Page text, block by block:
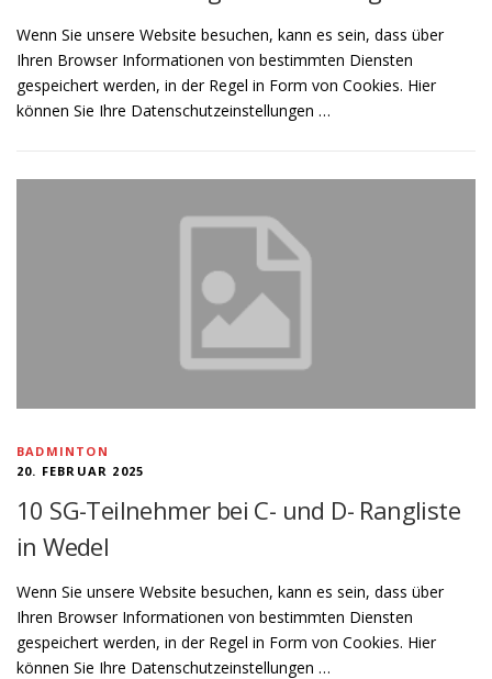
Wenn Sie unsere Website besuchen, kann es sein, dass über
Ihren Browser Informationen von bestimmten Diensten
gespeichert werden, in der Regel in Form von Cookies. Hier
können Sie Ihre Datenschutzeinstellungen …
BADMINTON
20. FEBRUAR 2025
10 SG-Teilnehmer bei C- und D- Rangliste
in Wedel
Wenn Sie unsere Website besuchen, kann es sein, dass über
Ihren Browser Informationen von bestimmten Diensten
gespeichert werden, in der Regel in Form von Cookies. Hier
können Sie Ihre Datenschutzeinstellungen …